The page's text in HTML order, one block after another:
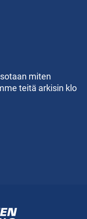
miten
teitä arkisin klo